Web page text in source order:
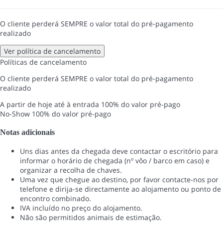
O cliente perderá SEMPRE o valor total do pré-pagamento
realizado
Ver política de cancelamento
Políticas de cancelamento
O cliente perderá SEMPRE o valor total do pré-pagamento
realizado
A partir de hoje até à entrada 100% do valor pré-pago
No-Show 100% do valor pré-pago
Notas adicionais
Uns dias antes da chegada deve contactar o escritório para
informar o horário de chegada (nº vôo / barco em caso) e
organizar a recolha de chaves.
Uma vez que chegue ao destino, por favor contacte-nos por
telefone e dirija-se directamente ao alojamento ou ponto de
encontro combinado.
IVA incluído no preço do alojamento.
Não são permitidos animais de estimação.